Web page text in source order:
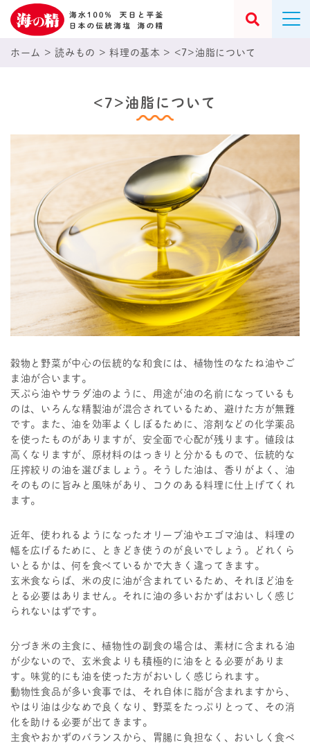
ホーム >読みもの >料理の基本 > <7>油脂について
<7>油脂について
穀物と野菜が中心の伝統的な和食には、植物性のなたね油やご
ま油が合います。
天ぷら油やサラダ油のように、用途が油の名前になっているも
のは、いろんな精製油が混合されているため、避けた方が無難
です。また、油を効率よくしぼるために、溶剤などの化学薬品
を使ったものがありますが、安全面で心配が残ります。値段は
高くなりますが、原材料のはっきりと分かるもので、伝統的な
圧搾絞りの油を選びましょう。そうした油は、香りがよく、油
そのものに旨みと風味があり、コクのある料理に仕上げてくれ
ます。
近年、使われるようになったオリーブ油やエゴマ油は、料理の
幅を広げるために、ときどき使うのが良いでしょう。どれくら
いとるかは、何を食べているかで大きく違ってきます。
玄米食ならば、米の皮に油が含まれているため、それほど油を
とる必要はありません。それに油の多いおかずはおいしく感じ
られないはずです。
分づき米の主食に、植物性の副食の場合は、素材に含まれる油
が少ないので、玄米食よりも積極的に油をとる必要がありま
す。味覚的にも油を使った方がおいしく感じられます。
動物性食品が多い食事では、それ自体に脂が含まれますから、
やはり油は少なめで良くなり、野菜をたっぷりとって、その消
化を助ける必要が出てきます。
主食やおかずのバランスから、胃腸に負担なく、おいしく食べ